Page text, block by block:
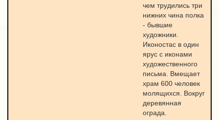
чем трудились три
нижних чина полка
- бывшие
художники.
Иконостас в один
ярус с иконами
художественного
письма. Вмещает
храм 600 человек
молящихся. Вокруг
деревянная
ограда.